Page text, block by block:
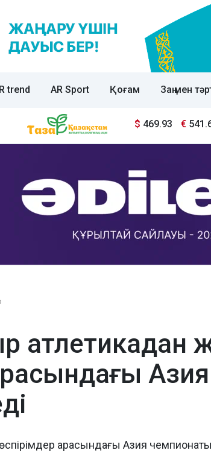
trend AR Sport Қоғам Заң мен
$ 469.93 €
атлетикадан
арасындағы Азия